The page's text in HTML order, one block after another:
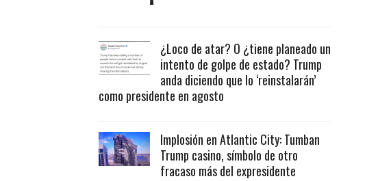
¿Loco de atar? O ¿tiene planeado un
intento de golpe de estado? Trump
anda diciendo que lo ‘reinstalarán’
como presidente en agosto
Implosión en Atlantic City: Tumban
Trump casino, símbolo de otro
fracaso más del expresidente